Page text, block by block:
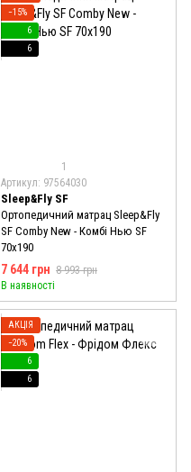
−15%
6
6
1
Артикул: 97564030
Sleep&Fly SF
Ортопедичний матрац Sleep&Fly
SF Comby New - Комбі Нью SF
70x190
7 644 грн 8 993 грн
В наявності
АКЦІЯ
−20%
6
6